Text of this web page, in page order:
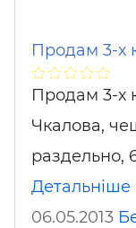
Продам 3-х
Продам 3-х
Чкалова,
раздельно,
Детальніше
06.05.2013